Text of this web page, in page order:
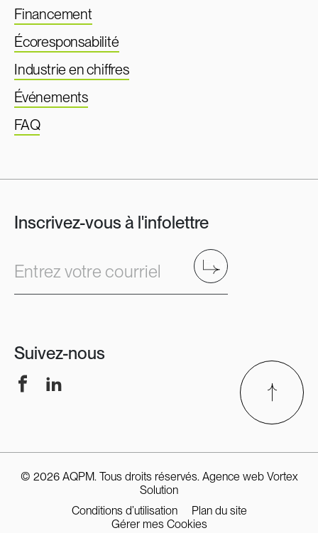
Financement
Écoresponsabilité
Industrie en chiffres
Événements
FAQ
Inscrivez-vous à l'infolettre
Entrez votre courriel Envoyer
Suivez-nous
FacebookLinkedIn
© 2026 AQPM. Tous droits réservés. Agence web Vortex
Solution
Conditions d’utilisation
Plan du site
Gérer mes Cookies